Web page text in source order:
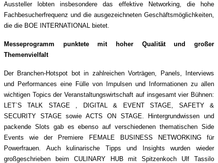
Aussteller lobten insbesondere das effektive Networking, die hohe
Fachbesucherfrequenz und die ausgezeichneten Geschäftsmöglichkeiten,
die die BOE INTERNATIONAL bietet.
Messeprogramm punktete mit hoher Qualität und großer
Themenvielfalt
Der Branchen-Hotspot bot in zahlreichen Vorträgen, Panels, Interviews
und Performances eine Fülle von Impulsen und Informationen zu allen
wichtigen Topics der Veranstaltungswirtschaft auf insgesamt vier Bühnen:
LET`S TALK STAGE , DIGITAL & EVENT STAGE, SAFETY &
SECURITY STAGE sowie ACTS ON STAGE. Hintergrundwissen und
packende Slots gab es ebenso auf verschiedenen thematischen Side
Events wie der Premiere FEMALE BUSINESS NETWORKING für
Powerfrauen. Auch kulinarische Tipps und Insights wurden wieder
großgeschrieben beim CULINARY HUB mit Spitzenkoch Ulf Tassilo